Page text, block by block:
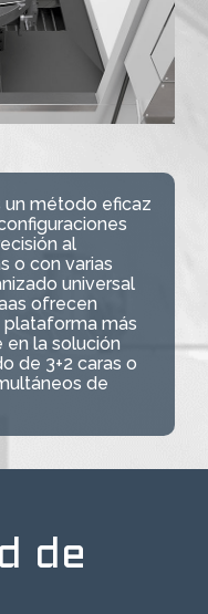
un método eficaz
al
o con varias
universal
ofrecen
plataforma más
en la solución
de 3+2 caras o
de
de